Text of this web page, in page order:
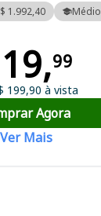
1.992,40 Médio
19,99
199,90 à vista
Agora
Ver Mais